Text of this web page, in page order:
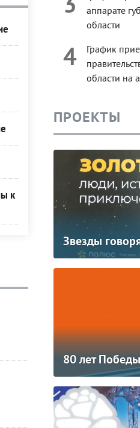
к
аппарате
области
4
График
области на
ПРОЕКТЫ
Звезды
80 лет Победы